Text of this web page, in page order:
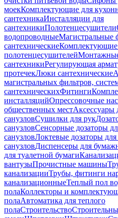
моекКомплектующие для
сантехникаИнсталляции для
сантехникиПолотенцесушители
водопроводныеМагистральные
сантехническиеКомплектующие
полотенцесушителей
сантехникиРегулирующая
протечекЛюки сантехнические
магистральных фильтров,
сантехническихФитинги
инсталляцийОпрессовочные
общественных местАксессуары
санузловСушилки для рук
санузловСенсорные дозаторы
санузловЛоктевые дозаторы
санузловДиспенсеры для
для туалетной бумаги
вантузыПрочистные машины
канализацииТрубы, фитинги
канализационныеТеплый пол
полаКоллекторы и
полаАвтоматика для теплого
полаСтроительство